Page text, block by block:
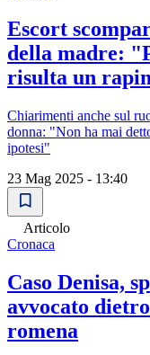
Escort
della madre:
risulta un
Chiarimenti anche sul
donna: "Non ha mai
ipotesi"
23 Mag 2025 - 13:40
Articolo
Cronaca
Caso Denisa,
avvocato
romena